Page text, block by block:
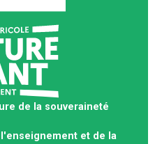
de la souveraineté
et de la